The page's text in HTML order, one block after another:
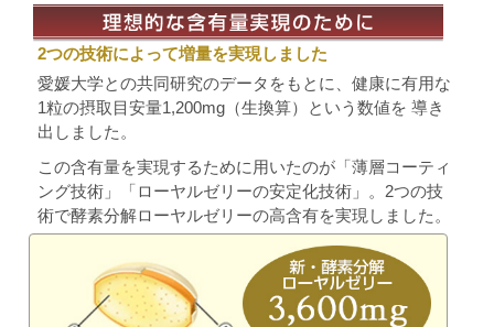
2つの技術によって増量を実現しました
愛媛大学との共同研究のデータをもとに、健康に有用な
1粒の摂取目安量1,200mg（生換算）という数値を 導き
出しました。
この含有量を実現するために用いたのが「薄層コーティ
ング技術」「ローヤルゼリーの安定化技術」。2つの技
術で酵素分解ローヤルゼリーの高含有を実現しました。